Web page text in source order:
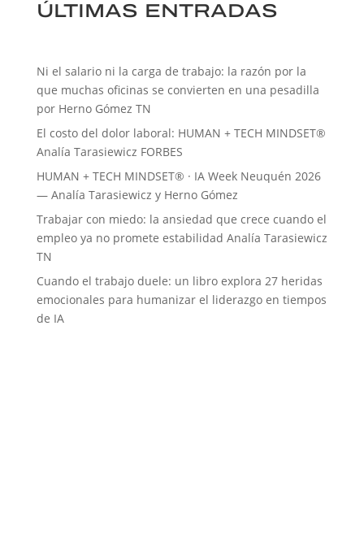
ÚLTIMAS ENTRADAS
Ni el salario ni la carga de trabajo: la razón por la
que muchas oficinas se convierten en una pesadilla
por Herno Gómez TN
El costo del dolor laboral: HUMAN + TECH MINDSET®
Analía Tarasiewicz FORBES
HUMAN + TECH MINDSET® · IA Week Neuquén 2026
— Analía Tarasiewicz y Herno Gómez
Trabajar con miedo: la ansiedad que crece cuando el
empleo ya no promete estabilidad Analía Tarasiewicz
TN
Cuando el trabajo duele: un libro explora 27 heridas
emocionales para humanizar el liderazgo en tiempos
de IA